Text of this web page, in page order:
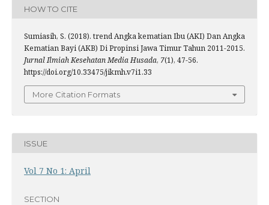
HOW TO CITE
Sumiasih, S. (2018). trend Angka kematian Ibu (AKI) Dan Angka
Kematian Bayi (AKB) Di Propinsi Jawa Timur Tahun 2011-2015.
Jurnal Ilmiah Kesehatan Media Husada, 7(1), 47-56.
https://doi.org/10.33475/jikmh.v7i1.33
More Citation Formats
ISSUE
Vol 7 No 1: April
SECTION